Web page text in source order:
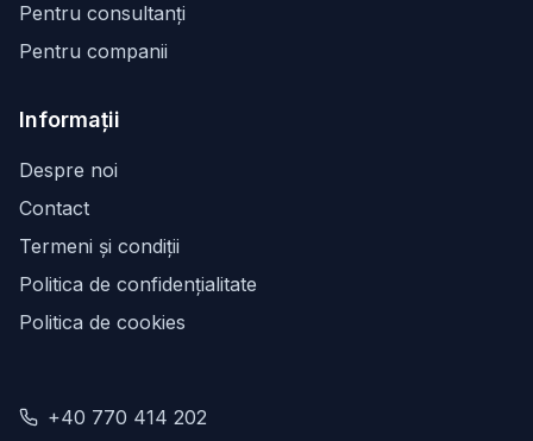
Pentru consultanți
Pentru companii
Informații
Despre noi
Contact
Termeni și condiții
Politica de confidențialitate
Politica de cookies
+40 770 414 202